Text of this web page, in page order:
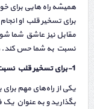
همیشه راه هایی برای
برای تسخیر قلب او
مقابل نیز عاشق شما
نسبت به شما حس کند.
1-برای تسخیر قلب نسبت به زنان محترم باشید
یکی از راه‌های مهم
بگذارید و به عنوان یک